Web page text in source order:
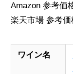
Amazon 参考価
楽天市場 参考価
ワイン名